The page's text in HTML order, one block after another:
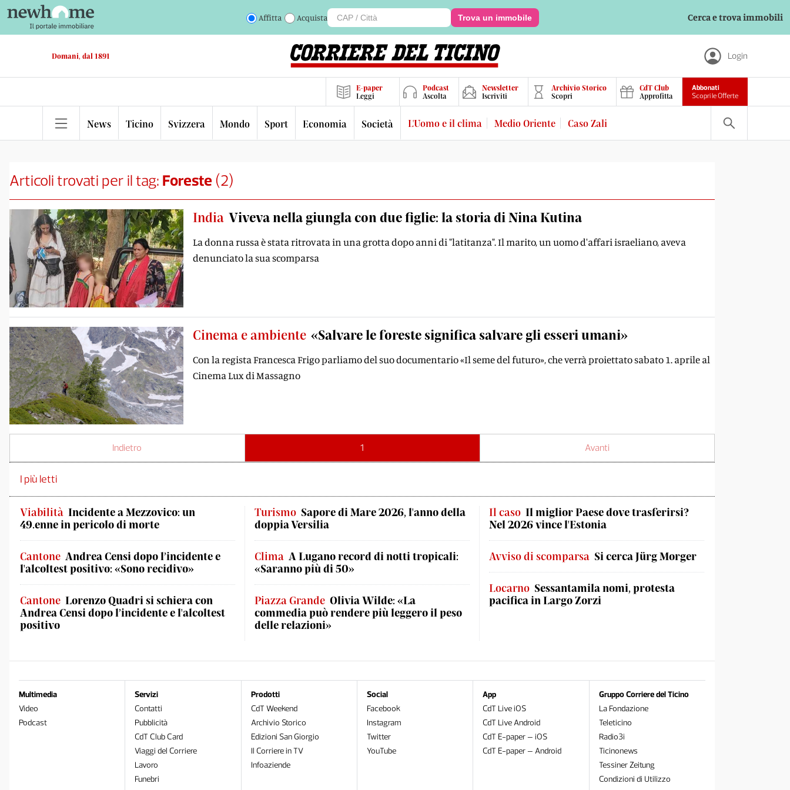
Affitta Acquista Trova un immobile Cerca e trova immobili
Domani, dal 1891 Login
E-paper
Leggi
Podcast
Ascolta
Newsletter
Iscriviti
Archivio Storico
Scopri
CdT Club
Approfitta
Abbonati
Scopri le Offerte
News Ticino Svizzera Mondo Sport Economia Società L'Uomo e il clima Medio Oriente Caso Zali
Articoli trovati per il tag: Foreste (2)
India Viveva nella giungla con due figlie: la storia di Nina Kutina
La donna russa è stata ritrovata in una grotta dopo anni di "latitanza". Il marito, un uomo d'affari israeliano, aveva
denunciato la sua scomparsa
Cinema e ambiente «Salvare le foreste significa salvare gli esseri umani»
Con la regista Francesca Frigo parliamo del suo documentario «Il seme del futuro», che verrà proiettato sabato 1. aprile al
Cinema Lux di Massagno
Indietro 1 Avanti
I più letti
Viabilità Incidente a Mezzovico: un
49.enne in pericolo di morte
Cantone Andrea Censi dopo l’incidente e
l'alcoltest positivo: «Sono recidivo»
Cantone Lorenzo Quadri si schiera con
Andrea Censi dopo l’incidente e l'alcoltest
positivo
Turismo Sapore di Mare 2026, l'anno della
doppia Versilia
Clima A Lugano record di notti tropicali:
«Saranno più di 50»
Piazza Grande Olivia Wilde: «La
commedia può rendere più leggero il peso
delle relazioni»
Il caso Il miglior Paese dove trasferirsi?
Nel 2026 vince l'Estonia
Avviso di scomparsa Si cerca Jürg Morger
Locarno Sessantamila nomi, protesta
pacifica in Largo Zorzi
Multimedia
Video
Podcast
Servizi
Contatti
Pubblicità
CdT Club Card
Viaggi del Corriere
Lavoro
Funebri
Prodotti
CdT Weekend
Archivio Storico
Edizioni San Giorgio
Il Corriere in TV
Infoaziende
Social
Facebook
Instagram
Twitter
YouTube
App
CdT Live iOS
CdT Live Android
CdT E-paper – iOS
CdT E-paper – Android
Gruppo Corriere del Ticino
La Fondazione
Teleticino
Radio3i
Ticinonews
Tessiner Zeitung
Condizioni di Utilizzo